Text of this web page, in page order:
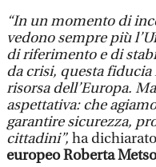
“In un momento di
vedono sempre più
di riferimento e di
da crisi, questa
risorsa dell’Europa.
aspettativa: che
garantire sicurezza,
cittadini”, ha
europeo Roberta